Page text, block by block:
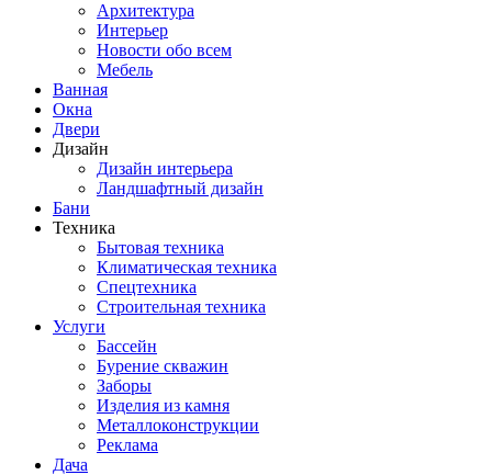
Архитектура
Интерьер
Новости обо всем
Мебель
Ванная
Окна
Двери
Дизайн
Дизайн интерьера
Ландшафтный дизайн
Бани
Техника
Бытовая техника
Климатическая техника
Спецтехника
Строительная техника
Услуги
Бассейн
Бурение скважин
Заборы
Изделия из камня
Металлоконструкции
Реклама
Дача